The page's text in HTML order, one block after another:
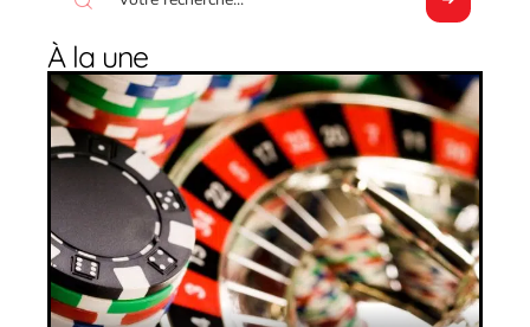
À la une